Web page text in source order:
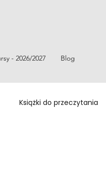
- 2026/2027 Blog
Książki do przeczytania